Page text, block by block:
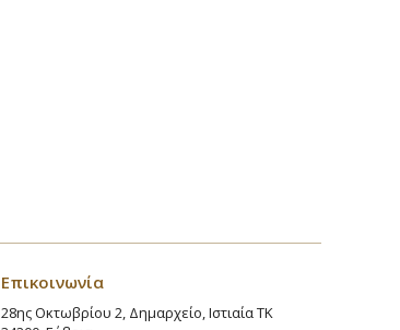
Επικοινωνία
28ης Οκτωβρίου 2, Δημαρχείο, Ιστιαία ΤΚ